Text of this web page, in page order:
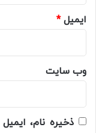
ایمیل*
وب‌ سایت
ذخیره نام،